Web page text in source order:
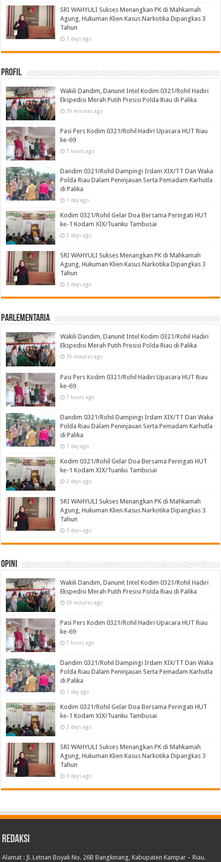
SRI WAHYULI Sukses Menangkan PK di Mahkamah
Agung, Hukuman Klien Kasus Narkotika Dipangkas 3
Tahun
3 days ago
Profil
Wakili Dandim, Danunit Intel Kodim 0321/Rohil Hadiri
Ekspedisi Merah Putih Presisi Polda Riau di Palika
39 minutes ago
Pasi Pers Kodim 0321/Rohil Hadiri Upacara HUT Riau
ke-69
7 hours ago
Dandim 0321/Rohil Dampingi Irdam XIX/TT Dan Waka
Polda Riau Dalam Peninjauan Serta Pemadam Karhutla
di Palika
1 day ago
Kodim 0321/Rohil Gelar Doa Bersama Peringati HUT
ke-1 Kodam XIX/Tuanku Tambusai
2 days ago
SRI WAHYULI Sukses Menangkan PK di Mahkamah
Agung, Hukuman Klien Kasus Narkotika Dipangkas 3
Tahun
3 days ago
Parlementaria
Wakili Dandim, Danunit Intel Kodim 0321/Rohil Hadiri
Ekspedisi Merah Putih Presisi Polda Riau di Palika
39 minutes ago
Pasi Pers Kodim 0321/Rohil Hadiri Upacara HUT Riau
ke-69
7 hours ago
Dandim 0321/Rohil Dampingi Irdam XIX/TT Dan Waka
Polda Riau Dalam Peninjauan Serta Pemadam Karhutla
di Palika
1 day ago
Kodim 0321/Rohil Gelar Doa Bersama Peringati HUT
ke-1 Kodam XIX/Tuanku Tambusai
2 days ago
SRI WAHYULI Sukses Menangkan PK di Mahkamah
Agung, Hukuman Klien Kasus Narkotika Dipangkas 3
Tahun
3 days ago
Opini
Wakili Dandim, Danunit Intel Kodim 0321/Rohil Hadiri
Ekspedisi Merah Putih Presisi Polda Riau di Palika
39 minutes ago
Pasi Pers Kodim 0321/Rohil Hadiri Upacara HUT Riau
ke-69
7 hours ago
Dandim 0321/Rohil Dampingi Irdam XIX/TT Dan Waka
Polda Riau Dalam Peninjauan Serta Pemadam Karhutla
di Palika
1 day ago
Kodim 0321/Rohil Gelar Doa Bersama Peringati HUT
ke-1 Kodam XIX/Tuanku Tambusai
2 days ago
SRI WAHYULI Sukses Menangkan PK di Mahkamah
Agung, Hukuman Klien Kasus Narkotika Dipangkas 3
Tahun
3 days ago
Redaksi
Alamat : Jl. Letnan Boyak No. 26B Bangkinang, Kabupaten Kampar – Riau.